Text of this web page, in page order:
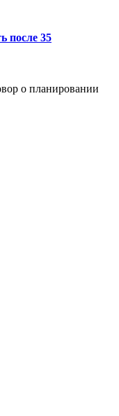
после 35
о планировании